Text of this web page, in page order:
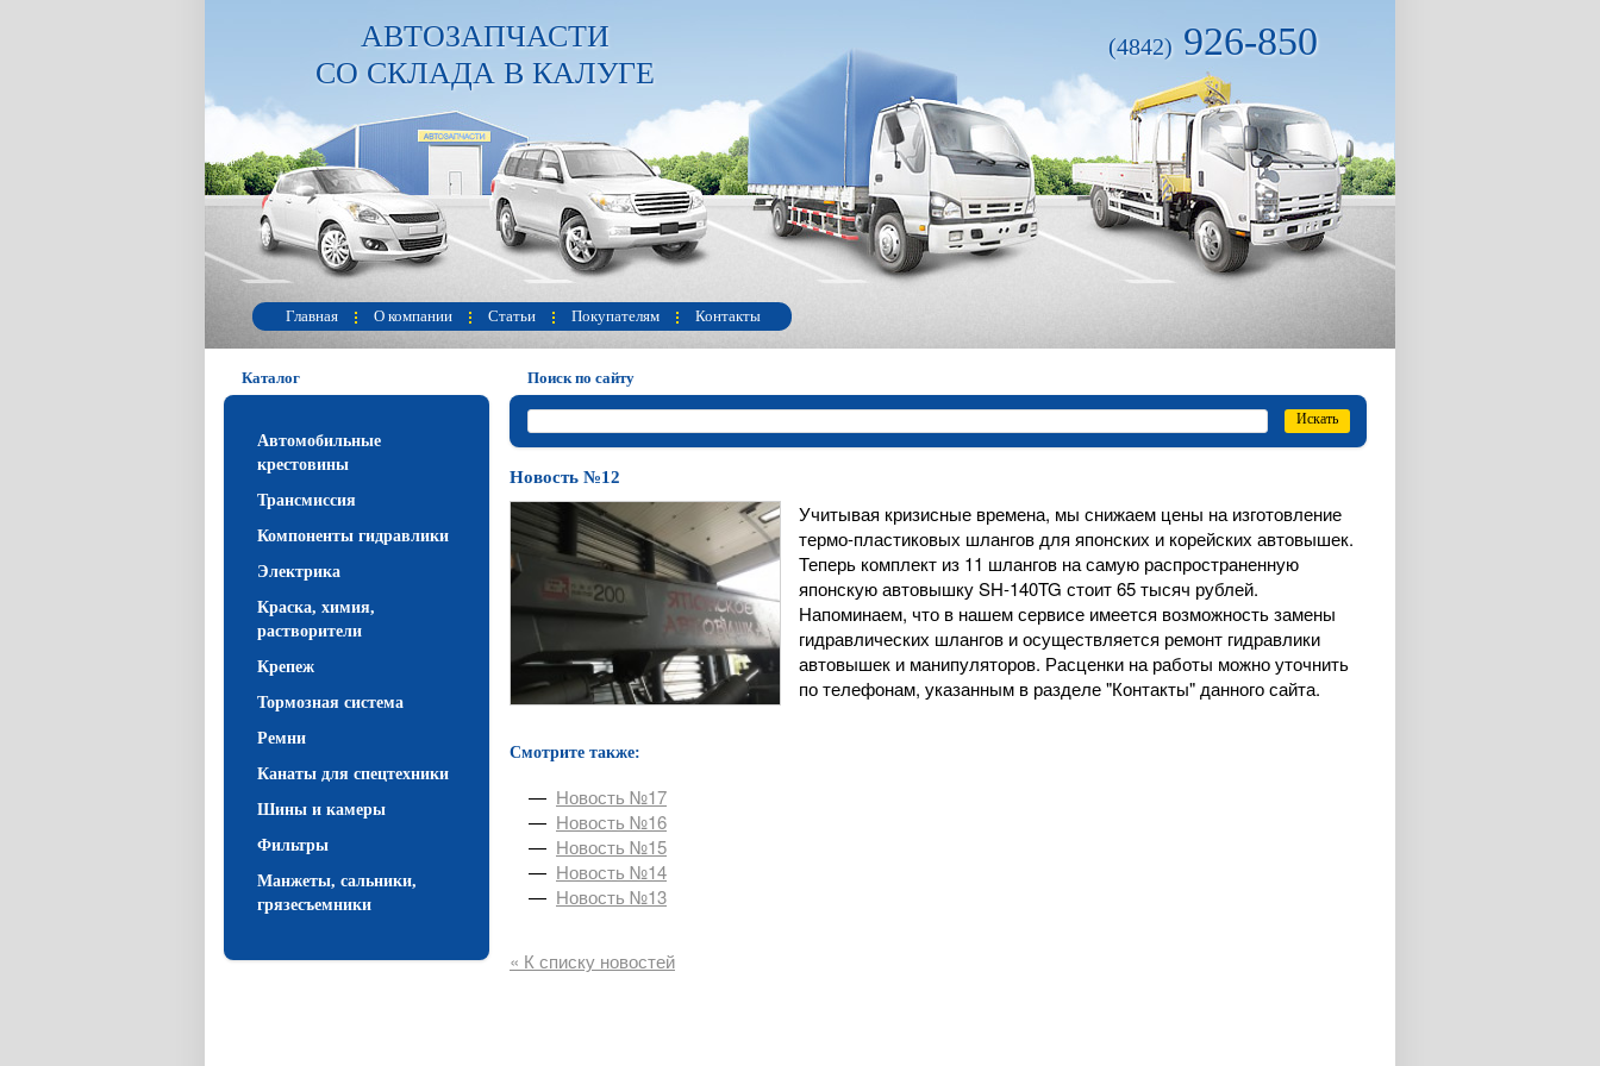
АВТОЗАПЧАСТИ
СО СКЛАДА В КАЛУГЕ
(4842)926-850
Главная О компании Статьи Покупателям Контакты
Поиск по сайту
Искать
Новость №12
Учитывая кризисные времена, мы снижаем цены на изготовление
термо-пластиковых шлангов для японских и корейских автовышек.
Теперь комплект из 11 шлангов на самую распространенную
японскую автовышку SH-140TG стоит 65 тысяч рублей.
Напоминаем, что в нашем сервисе имеется возможность замены
гидравлических шлангов и осуществляется ремонт гидравлики
автовышек и манипуляторов. Расценки на работы можно уточнить
по телефонам, указанным в разделе "Контакты" данного сайта.
Смотрите также:
— Новость №17
— Новость №16
— Новость №15
— Новость №14
— Новость №13
« К списку новостей
Каталог
Автомобильные
крестовины
Трансмиссия
Компоненты гидравлики
Электрика
Краска, химия,
растворители
Крепеж
Тормозная система
Ремни
Канаты для спецтехники
Шины и камеры
Фильтры
Манжеты, сальники,
грязесъемники